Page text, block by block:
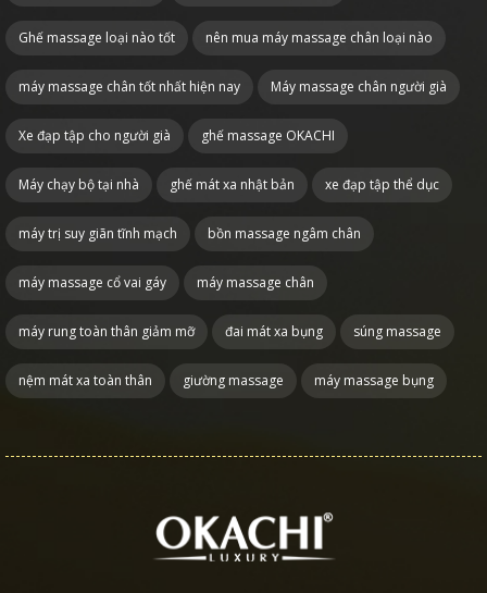
Ghế massage loại nào tốt nên mua máy massage chân loại nào
máy massage chân tốt nhất hiện nay Máy massage chân người già
Xe đạp tập cho người già ghế massage OKACHI
Máy chạy bộ tại nhà ghế mát xa nhật bản xe đạp tập thể dục
máy trị suy giãn tĩnh mạch bồn massage ngâm chân
máy massage cổ vai gáy máy massage chân
máy rung toàn thân giảm mỡ đai mát xa bụng súng massage
nệm mát xa toàn thân giường massage máy massage bụng